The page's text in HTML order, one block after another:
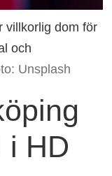
villkorlig dom för
och
Unsplash
i HD